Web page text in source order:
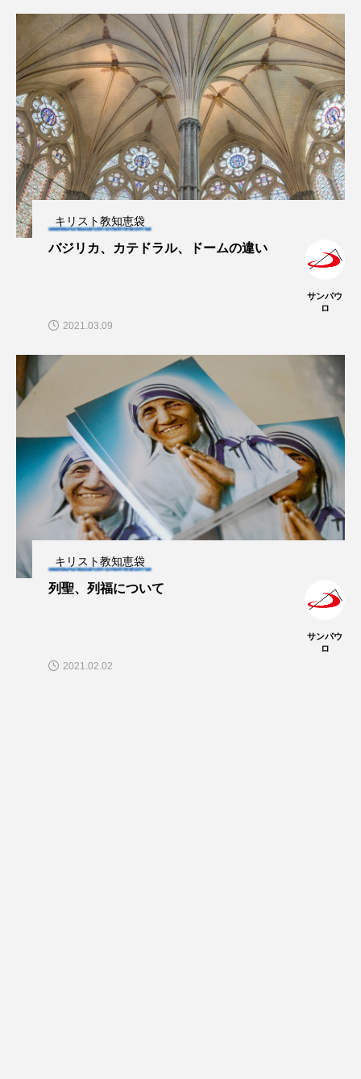
キリスト教知恵袋
バジリカ、カテドラル、ドームの違い
サンパウ
ロ
2021.03.09
キリスト教知恵袋
列聖、列福について
サンパウ
ロ
2021.02.02